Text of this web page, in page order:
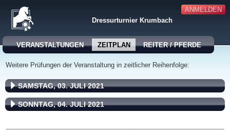
ANMELDEN
Dressurturnier Krumbach
VERANSTALTUNGEN ZEITPLAN REITER / PFERDE
Weitere Prüfungen der Veranstaltung in zeitlicher Reihenfolge:
SAMSTAG, 03. JULI 2021
SONNTAG, 04. JULI 2021